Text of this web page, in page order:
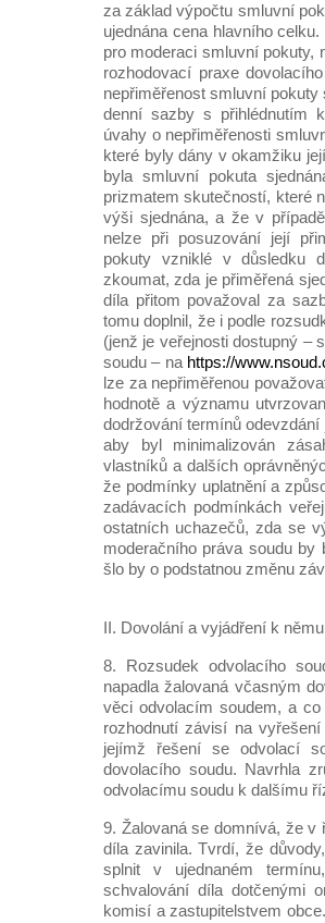
za základ výpočtu smluvní
ujednána cena hlavního
pro moderaci smluvní pokuty,
rozhodovací praxe
nepřiměřenost smluvní
denní sazby s přihlédnutím
úvahy o nepřiměřenosti
které byly dány v okamžiku
byla smluvní pokuta
prizmatem skutečností, které
výši sjednána, a že v
nelze při posuzování její
pokuty vzniklé v důsledku
zkoumat, zda je přiměřená
díla přitom považoval za
tomu doplnil, že i podle
(jenž je veřejnosti dostupný –
soudu – na https://
lze za nepřiměřenou
hodnotě a významu
dodržování termínů
aby byl minimalizován
vlastníků a dalších
že podmínky uplatnění a
zadávacích podmínkách
ostatních uchazečů, zda se
moderačního práva soudu
šlo by o podstatnou změnu
II. Dovolání a vyjádření k němu
8. Rozsudek odvolacího
napadla žalovaná včasným
věci odvolacím soudem, a
rozhodnutí závisí na
jejímž řešení se odvolací
dovolacího soudu. Navrhla
odvolacímu soudu k dalšímu
9. Žalovaná se domnívá, že v
díla zavinila. Tvrdí, že
splnit v ujednaném
schvalování díla dotčenými
komisí a zastupitelstvem